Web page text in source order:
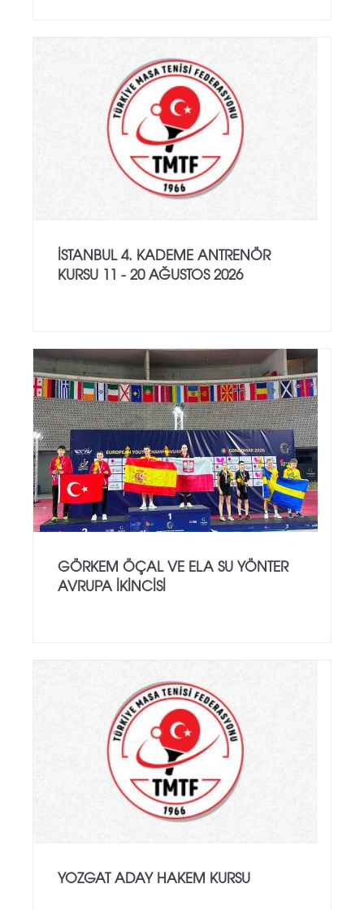
İSTANBUL 4. KADEME ANTRENÖR
KURSU 11 - 20 AĞUSTOS 2026
GÖRKEM ÖÇAL VE ELA SU YÖNTER
AVRUPA İKINCISI
YOZGAT ADAY HAKEM KURSU